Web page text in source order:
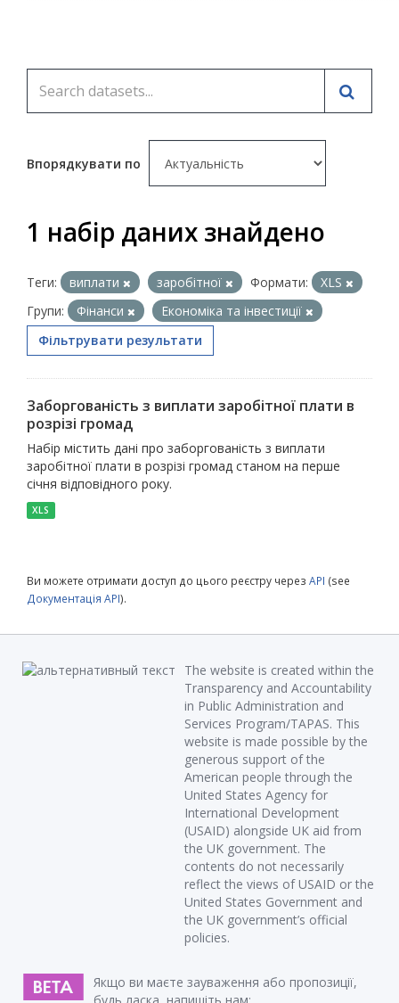
Впорядкувати по
1 набір даних знайдено
Теги: виплати заробітної Формати:
XLS
Групи:
Фінанси
Економіка та інвестиції
Фільтрувати результати
Заборгованість з виплати заробітної плати в
розрізі громад
Набір містить дані про заборгованість з виплати
заробітної плати в розрізі громад станом на перше
січня відповідного року.
XLS
Ви можете отримати доступ до цього реєстру через API (see
Документація API).
The website is created within the
Transparency and Accountability
in Public Administration and
Services Program/TAPAS. This
website is made possible by the
generous support of the
American people through the
United States Agency for
International Development
(USAID) alongside UK aid from
the UK government. The
contents do not necessarily
reflect the views of USAID or the
United States Government and
the UK government’s official
policies.
Якщо ви маєте зауваження або пропозиції,